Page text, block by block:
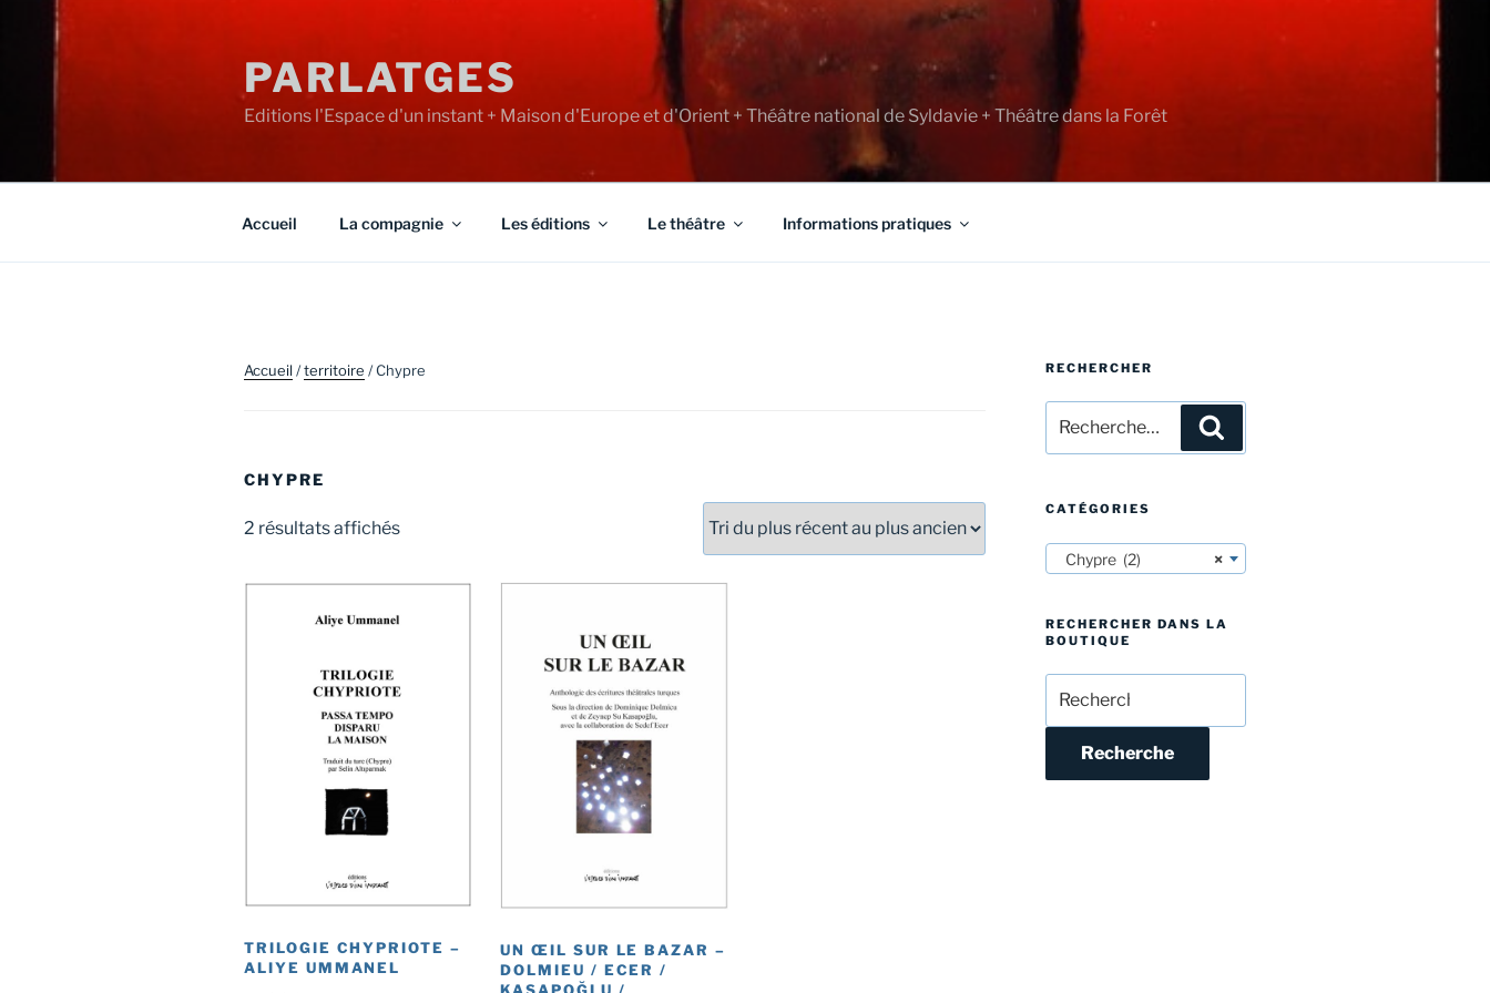
contenu
PARLATGES
Editions l'Espace d'un instant + Maison d'Europe et d'Orient + Théâtre national de Syldavie + Théâtre dans la Forêt
Accueil La compagnie Les éditions Le théâtre Informations pratiques
Accueil/territoire / Chypre
CHYPRE
2 résultats affichésTrié
plus
ancien
TRILOGIE CHYPRIOTE –
ALIYE UMMANEL
UN ŒIL SUR LE BAZAR –
DOLMIEU / ECER /
KASAPOĞLU /
RECHERCHER
pour
:
CATÉGORIES
×
Chypre (2)
RECHERCHER DANS LA
BOUTIQUE
pour :
Recherche